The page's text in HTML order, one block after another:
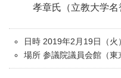
孝章氏（立教大学名
日時 2019年2月19日（火
場所 参議院議員会館（東